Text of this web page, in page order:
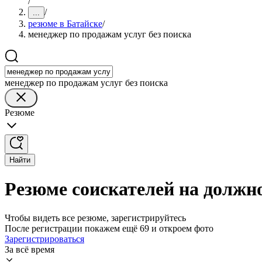
... /
резюме в Батайске/
менеджер по продажам услуг без поиска
менеджер по продажам услуг без поиска
Резюме
Найти
Резюме соискателей на
Чтобы видеть все резюме, зарегистрируйтесь
После регистрации покажем ещё 69 и откроем фото
Зарегистрироваться
За всё время